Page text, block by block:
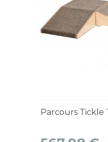
Parcours Tickle